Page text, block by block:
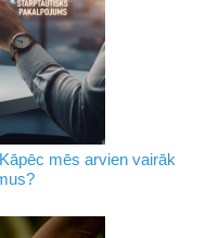
mēs arvien vairāk